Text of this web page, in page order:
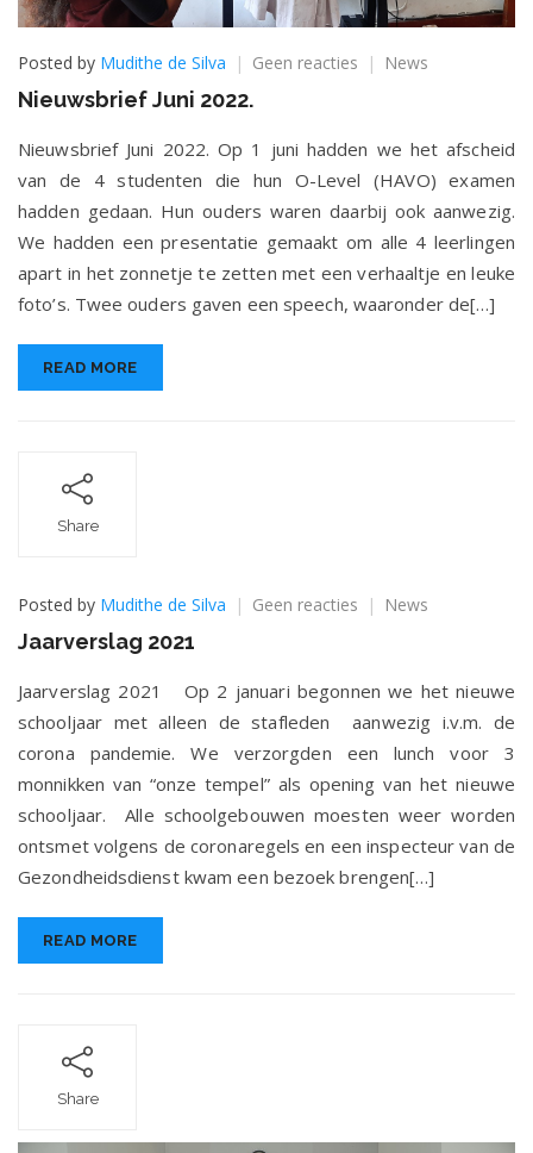
Posted by Mudithe de Silva Geen reacties op
News
Nieuwsbrief Juni 2022.
Nieuwsbrief Juni 2022. Op 1 juni hadden we het afscheid
van de 4 studenten die hun O-Level (HAVO) examen
hadden gedaan. Hun ouders waren daarbij ook aanwezig.
We hadden een presentatie gemaakt om alle 4 leerlingen
apart in het zonnetje te zetten met een verhaaltje en leuke
foto’s. Twee ouders gaven een speech, waaronder de[…]
READ MORE
Share
Posted by Mudithe de Silva Geen reacties op
News
Jaarverslag 2021
Jaarverslag 2021 Op 2 januari begonnen we het nieuwe
schooljaar met alleen de stafleden aanwezig i.v.m. de
corona pandemie. We verzorgden een lunch voor 3
monnikken van “onze tempel” als opening van het nieuwe
schooljaar. Alle schoolgebouwen moesten weer worden
ontsmet volgens de coronaregels en een inspecteur van de
Gezondheidsdienst kwam een bezoek brengen[…]
READ MORE
Share